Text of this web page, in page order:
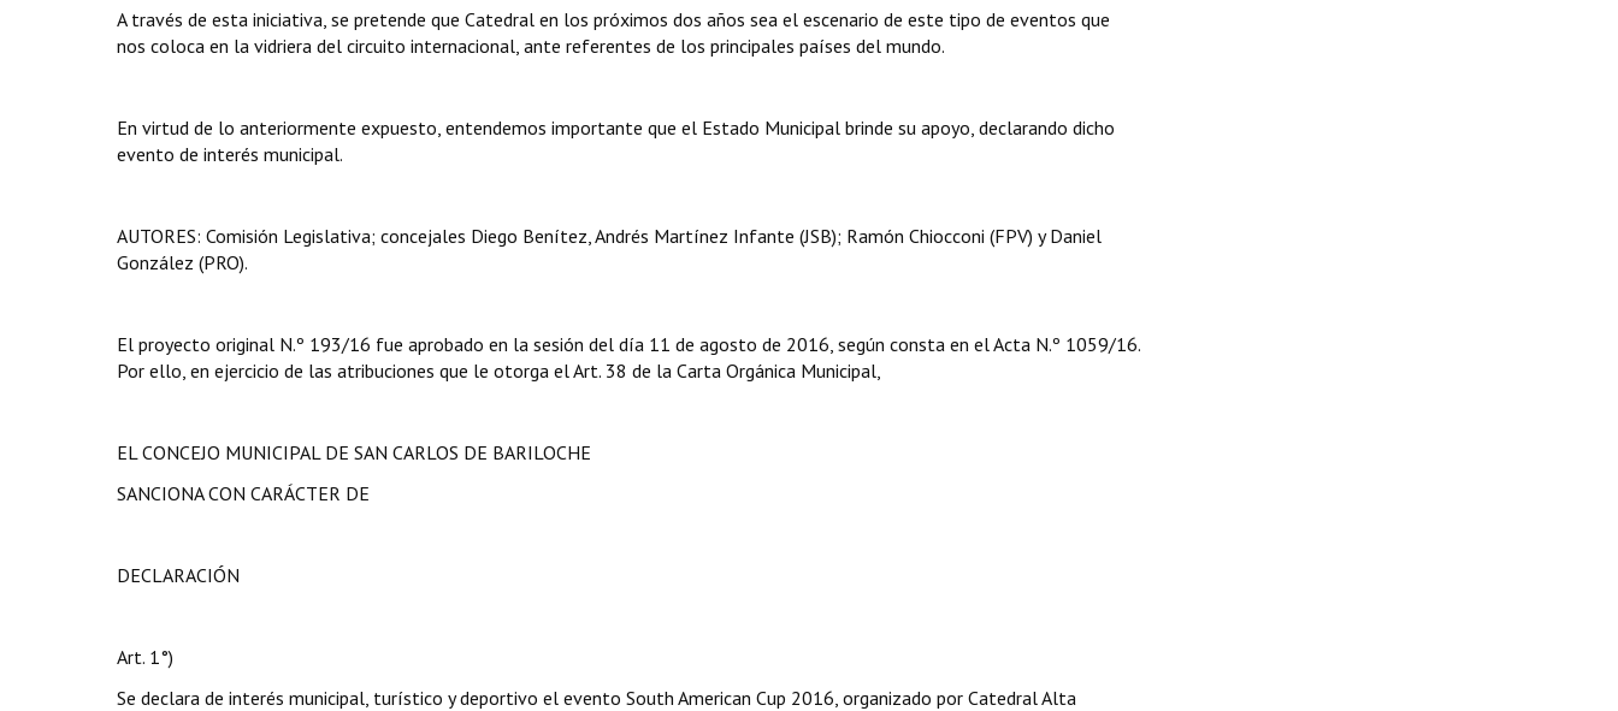
A través de esta iniciativa, se pretende que Catedral en los próximos dos años sea el escenario de este tipo de eventos que
nos coloca en la vidriera del circuito internacional, ante referentes de los principales países del mundo.
En virtud de lo anteriormente expuesto, entendemos importante que el Estado Municipal brinde su apoyo, declarando dicho
evento de interés municipal.
AUTORES: Comisión Legislativa; concejales Diego Benítez, Andrés Martínez Infante (JSB); Ramón Chiocconi (FPV) y Daniel
González (PRO).
El proyecto original N.º 193/16 fue aprobado en la sesión del día 11 de agosto de 2016, según consta en el Acta N.º 1059/16.
Por ello, en ejercicio de las atribuciones que le otorga el Art. 38 de la Carta Orgánica Municipal,
EL CONCEJO MUNICIPAL DE SAN CARLOS DE BARILOCHE
SANCIONA CON CARÁCTER DE
DECLARACIÓN
Art. 1°)
Se declara de interés municipal, turístico y deportivo el evento South American Cup 2016, organizado por Catedral Alta